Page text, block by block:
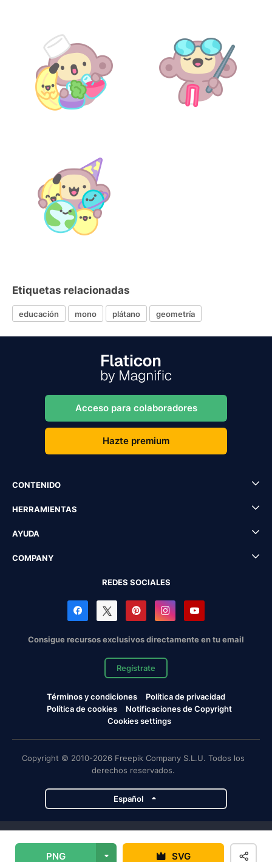
PNG SVG
Etiquetas relacionadas
educación mono plátano geometría
Acceso para colaboradores
Hazte premium
CONTENIDO
HERRAMIENTAS
AYUDA
COMPANY
REDES SOCIALES
Consigue recursos exclusivos directamente en tu email
Regístrate
Términos y condiciones
Política de privacidad
Política de cookies
Notificaciones de Copyright
Cookies settings
Copyright © 2010-2026 Freepik Company S.L.U. Todos los
derechos reservados.
Español